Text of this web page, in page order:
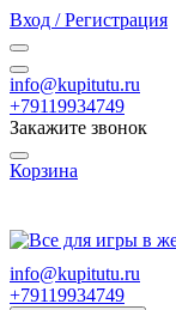
Вход / Регистрация
info@kupitutu.ru
+79119934749
Закажите звонок
Корзина
info@kupitutu.ru
+79119934749